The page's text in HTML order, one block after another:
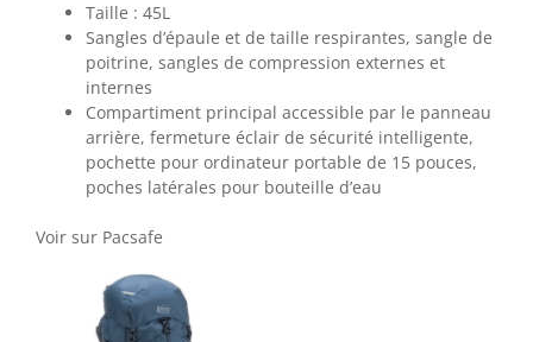
Taille : 45L
Sangles d’épaule et de taille respirantes, sangle de
poitrine, sangles de compression externes et
internes
Compartiment principal accessible par le panneau
arrière, fermeture éclair de sécurité intelligente,
pochette pour ordinateur portable de 15 pouces,
poches latérales pour bouteille d’eau
Voir sur Pacsafe